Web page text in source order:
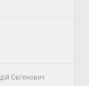
Євгенович